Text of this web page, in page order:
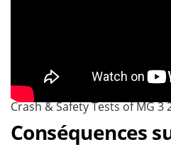
Crash & Safety Tests of MG 3
Conséquences